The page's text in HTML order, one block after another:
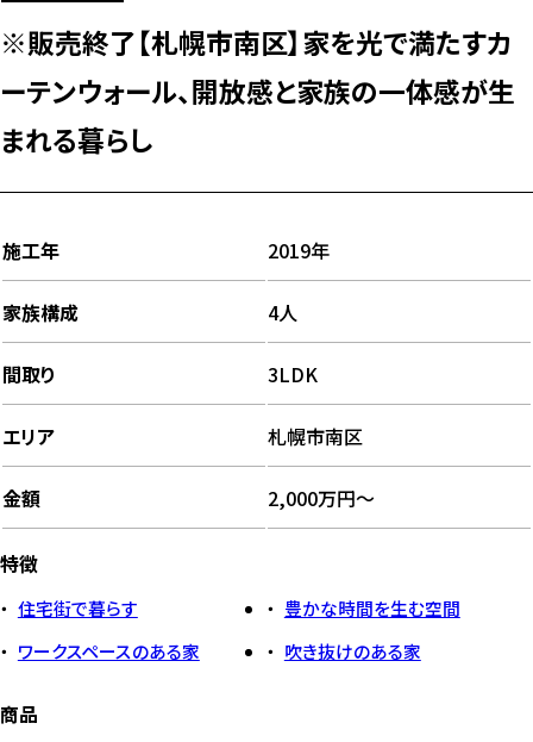
※販売終了【札幌市南区】家を光で満たすカ
ーテンウォール、開放感と家族の一体感が生
まれる暮らし
施工年 2019年
家族構成 4人
間取り 3LDK
エリア 札幌市南区
金額 2,000万円～
特徴
住宅街で暮らす
豊かな時間を生む空間
ワークスペースのある家
吹き抜けのある家
商品